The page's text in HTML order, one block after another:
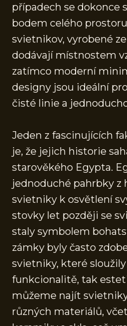
případech se dokonce
bodem celého
svietnikov, vyrobené
dodávají místnostem
zatímco moderní
designy jsou ideální
čisté linie a
Jeden z fascinujících
je, že jejich historie
starověkého Egypta.
jednoduché pahrbky z
svietniky k osvětlení
stovky let později se
staly symbolem
zámky byly často
svietniky, které
funkcionalitě, tak
můžeme najít
různých materiálů,